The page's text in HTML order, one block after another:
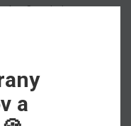
Ocenia ju
oboch typov
dokladom a
a